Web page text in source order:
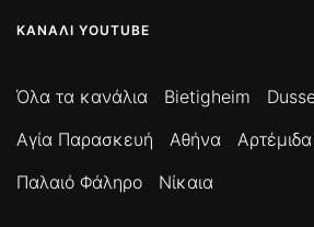
ΚΑΝΆΛΙ YOUTUBE
Όλα τα κανάλια Bietigheim
Αγία Παρασκευή
Αθήνα Αρτέμιδα
Παλαιό Φάληρο
Νίκαια